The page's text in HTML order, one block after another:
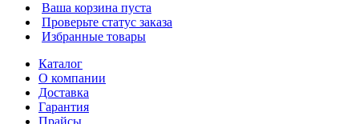
Ваша корзина пуста
Проверьте статус заказа
Избранные товары
Каталог
О компании
Доставка
Гарантия
Прайсы